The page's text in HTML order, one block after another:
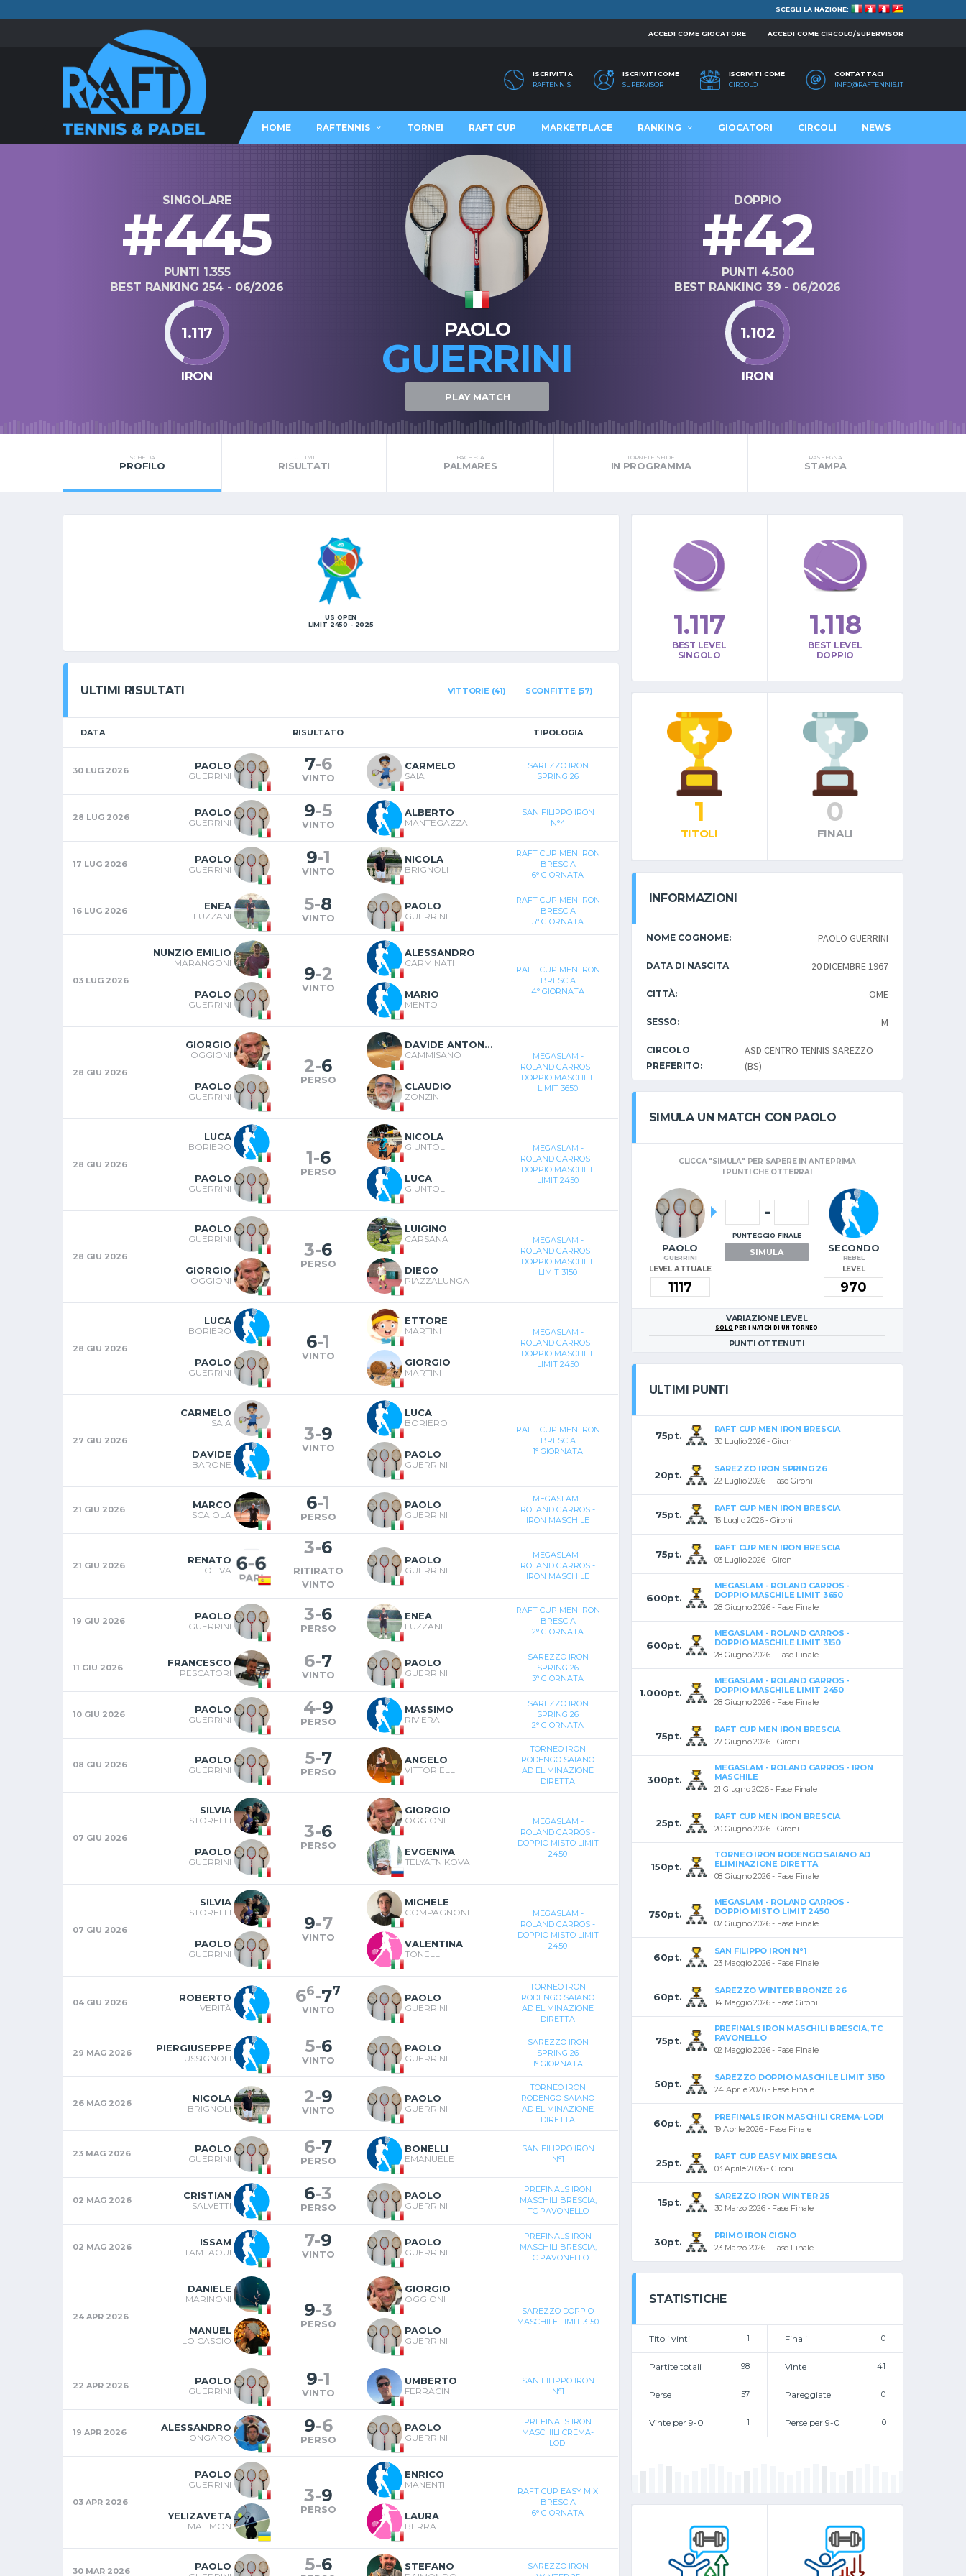
SCEGLI LA NAZIONE:
ACCEDI COME GIOCATORE ACCEDI COME CIRCOLO/SUPERVISOR
ISCRIVITI A
RAFTENNIS
ISCRIVITI COME
SUPERVISOR
ISCRIVITI COME
CIRCOLO
CONTATTACI
INFO@RAFTENNIS.IT
HOME RAFTENNIS TORNEI RAFT CUP MARKETPLACE RANKING GIOCATORI CIRCOLI NEWS
SINGOLARE
#445
PUNTI 1.355
BEST RANKING 254 - 06/2026
1.117
IRON
PAOLO
GUERRINI
PLAY MATCH
DOPPIO
#42
PUNTI 4.500
BEST RANKING 39 - 06/2026
1.102
IRON
SCHEDA
PROFILO
ULTIMI
RISULTATI
BACHECA
PALMARES
TORNEI E SFIDE
IN PROGRAMMA
RASSEGNA
STAMPA
US OPEN
LIMIT 2450 - 2025
ULTIMI RISULTATI VITTORIE (41) SCONFITTE (57)
DATA RISULTATO TIPOLOGIA
30 LUG 2026 PAOLO
GUERRINI
7-6
VINTO
CARMELO
SAIA
SAREZZO IRON
SPRING 26
28 LUG 2026 PAOLO
GUERRINI
9-5
VINTO
ALBERTO
MANTEGAZZA
SAN FILIPPO IRON
N°4
17 LUG 2026 PAOLO
GUERRINI
9-1
VINTO
NICOLA
BRIGNOLI
RAFT CUP MEN IRON
BRESCIA
6° GIORNATA
16 LUG 2026 ENEA
LUZZANI
5-8
VINTO
PAOLO
GUERRINI
RAFT CUP MEN IRON
BRESCIA
5° GIORNATA
03 LUG 2026
NUNZIO EMILIO
MARANGONI
PAOLO
GUERRINI
9-2
VINTO
ALESSANDRO
CARMINATI
MARIO
MENTO
RAFT CUP MEN IRON
BRESCIA
4° GIORNATA
28 GIU 2026
GIORGIO
OGGIONI
PAOLO
GUERRINI
2-6
PERSO
DAVIDE ANTONIO
CAMMISANO
CLAUDIO
ZONZIN
MEGASLAM -
ROLAND GARROS -
DOPPIO MASCHILE
LIMIT 3650
28 GIU 2026
LUCA
BORIERO
PAOLO
GUERRINI
1-6
PERSO
NICOLA
GIUNTOLI
LUCA
GIUNTOLI
MEGASLAM -
ROLAND GARROS -
DOPPIO MASCHILE
LIMIT 2450
28 GIU 2026
PAOLO
GUERRINI
GIORGIO
OGGIONI
3-6
PERSO
LUIGINO
CARSANA
DIEGO
PIAZZALUNGA
MEGASLAM -
ROLAND GARROS -
DOPPIO MASCHILE
LIMIT 3150
28 GIU 2026
LUCA
BORIERO
PAOLO
GUERRINI
6-1
VINTO
ETTORE
MARTINI
GIORGIO
MARTINI
MEGASLAM -
ROLAND GARROS -
DOPPIO MASCHILE
LIMIT 2450
27 GIU 2026
CARMELO
SAIA
DAVIDE
BARONE
3-9
VINTO
LUCA
BORIERO
PAOLO
GUERRINI
RAFT CUP MEN IRON
BRESCIA
1° GIORNATA
21 GIU 2026 MARCO
SCAIOLA
6-1
PERSO
PAOLO
GUERRINI
MEGASLAM -
ROLAND GARROS -
IRON MASCHILE
21 GIU 2026 RENATO
OLIVA
3-6
RITIRATO
VINTO
PAOLO
GUERRINI
MEGASLAM -
ROLAND GARROS -
IRON MASCHILE
19 GIU 2026 PAOLO
GUERRINI
3-6
PERSO
ENEA
LUZZANI
RAFT CUP MEN IRON
BRESCIA
2° GIORNATA
11 GIU 2026 FRANCESCO
PESCATORI
6-7
VINTO
PAOLO
GUERRINI
SAREZZO IRON
SPRING 26
3° GIORNATA
10 GIU 2026 PAOLO
GUERRINI
4-9
PERSO
MASSIMO
RIVIERA
SAREZZO IRON
SPRING 26
2° GIORNATA
08 GIU 2026 PAOLO
GUERRINI
5-7
PERSO
ANGELO
VITTORIELLI
TORNEO IRON
RODENGO SAIANO
AD ELIMINAZIONE
DIRETTA
07 GIU 2026
SILVIA
STORELLI
PAOLO
GUERRINI
3-6
PERSO
GIORGIO
OGGIONI
EVGENIYA
TELYATNIKOVA
MEGASLAM -
ROLAND GARROS -
DOPPIO MISTO LIMIT
2450
07 GIU 2026
SILVIA
STORELLI
PAOLO
GUERRINI
9-7
VINTO
MICHELE
COMPAGNONI
VALENTINA
TONELLI
MEGASLAM -
ROLAND GARROS -
DOPPIO MISTO LIMIT
2450
04 GIU 2026 ROBERTO
VERITÀ
66-77
VINTO
PAOLO
GUERRINI
TORNEO IRON
RODENGO SAIANO
AD ELIMINAZIONE
DIRETTA
29 MAG 2026 PIERGIUSEPPE
LUSSIGNOLI
5-6
VINTO
PAOLO
GUERRINI
SAREZZO IRON
SPRING 26
1° GIORNATA
26 MAG 2026 NICOLA
BRIGNOLI
2-9
VINTO
PAOLO
GUERRINI
TORNEO IRON
RODENGO SAIANO
AD ELIMINAZIONE
DIRETTA
23 MAG 2026 PAOLO
GUERRINI
6-7
PERSO
BONELLI
EMANUELE
SAN FILIPPO IRON
N°1
02 MAG 2026 CRISTIAN
SALVETTI
6-3
PERSO
PAOLO
GUERRINI
PREFINALS IRON
MASCHILI BRESCIA,
TC PAVONELLO
02 MAG 2026 ISSAM
TAMTAOUI
7-9
VINTO
PAOLO
GUERRINI
PREFINALS IRON
MASCHILI BRESCIA,
TC PAVONELLO
24 APR 2026
DANIELE
MARINONI
MANUEL
LO CASCIO
9-3
PERSO
GIORGIO
OGGIONI
PAOLO
GUERRINI
SAREZZO DOPPIO
MASCHILE LIMIT 3150
22 APR 2026 PAOLO
GUERRINI
9-1
VINTO
UMBERTO
FERRACIN
SAN FILIPPO IRON
N°1
19 APR 2026 ALESSANDRO
ONGARO
9-6
PERSO
PAOLO
GUERRINI
PREFINALS IRON
MASCHILI CREMA-
LODI
03 APR 2026
PAOLO
GUERRINI
YELIZAVETA
MALIMON
3-9
PERSO
ENRICO
MANENTI
LAURA
BERRA
RAFT CUP EASY MIX
BRESCIA
6° GIORNATA
30 MAR 2026 PAOLO 5-6 STEFANO
SAREZZO IRON
1.117
BEST LEVEL
SINGOLO
1.118
BEST LEVEL
DOPPIO
1
TITOLI
0
FINALI
INFORMAZIONI
NOME COGNOME: PAOLO GUERRINI
DATA DI NASCITA 20 DICEMBRE 1967
CITTÀ: OME
SESSO: M
CIRCOLO
PREFERITO:
ASD CENTRO TENNIS SAREZZO
(BS)
SIMULA UN MATCH CON PAOLO
CLICCA "SIMULA" PER SAPERE IN ANTEPRIMA
I PUNTI CHE OTTERRAI
PAOLO
GUERRINI
LEVEL ATTUALE
-
PUNTEGGIO FINALE
SIMULA SECONDO
REBEL
LEVEL
VARIAZIONE LEVEL
SOLO PER I MATCH DI UN TORNEO
PUNTI OTTENUTI
ULTIMI PUNTI
75pt.
RAFT CUP MEN IRON BRESCIA
30 Luglio 2026 - Gironi
20pt.
SAREZZO IRON SPRING 26
22 Luglio 2026 - Fase Gironi
75pt.
RAFT CUP MEN IRON BRESCIA
16 Luglio 2026 - Gironi
75pt.
RAFT CUP MEN IRON BRESCIA
03 Luglio 2026 - Gironi
600pt.
MEGASLAM - ROLAND GARROS -
DOPPIO MASCHILE LIMIT 3650
28 Giugno 2026 - Fase Finale
600pt.
MEGASLAM - ROLAND GARROS -
DOPPIO MASCHILE LIMIT 3150
28 Giugno 2026 - Fase Finale
1.000pt.
MEGASLAM - ROLAND GARROS -
DOPPIO MASCHILE LIMIT 2450
28 Giugno 2026 - Fase Finale
75pt.
RAFT CUP MEN IRON BRESCIA
27 Giugno 2026 - Gironi
300pt.
MEGASLAM - ROLAND GARROS - IRON
MASCHILE
21 Giugno 2026 - Fase Finale
25pt.
RAFT CUP MEN IRON BRESCIA
20 Giugno 2026 - Gironi
150pt.
TORNEO IRON RODENGO SAIANO AD
ELIMINAZIONE DIRETTA
08 Giugno 2026 - Fase Finale
750pt.
MEGASLAM - ROLAND GARROS -
DOPPIO MISTO LIMIT 2450
07 Giugno 2026 - Fase Finale
60pt.
SAN FILIPPO IRON N°1
23 Maggio 2026 - Fase Finale
60pt.
SAREZZO WINTER BRONZE 26
14 Maggio 2026 - Fase Gironi
75pt.
PREFINALS IRON MASCHILI BRESCIA, TC
PAVONELLO
02 Maggio 2026 - Fase Finale
50pt.
SAREZZO DOPPIO MASCHILE LIMIT 3150
24 Aprile 2026 - Fase Finale
60pt.
PREFINALS IRON MASCHILI CREMA-LODI
19 Aprile 2026 - Fase Finale
25pt.
RAFT CUP EASY MIX BRESCIA
03 Aprile 2026 - Gironi
15pt.
SAREZZO IRON WINTER 25
30 Marzo 2026 - Fase Finale
30pt.
PRIMO IRON CIGNO
23 Marzo 2026 - Fase Finale
STATISTICHE
Titoli vinti 1 Finali 0
Partite totali 98 Vinte 41
Perse 57 Pareggiate 0
Vinte per 9-0 1 Perse per 9-0 0